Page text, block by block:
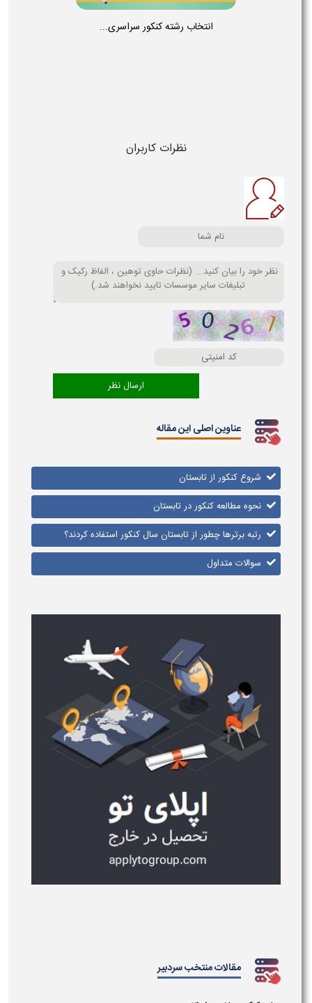
انتخاب رشته کنکور سراسری...
نظرات کاربران
عناوین اصلی این مقاله
شروع کنکور از تابستان
نحوه مطالعه کنکور در تابستان
رتبه برترها چطور از تابستان سال کنکور استفاده کردند؟
سوالات متداول
مقالات منتخب سردبیر